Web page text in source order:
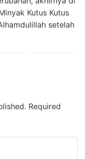
Kutus Kutus
setelah
Required